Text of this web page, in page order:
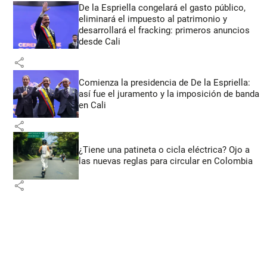
De la Espriella congelará el gasto público,
eliminará el impuesto al patrimonio y
desarrollará el fracking: primeros anuncios
desde Cali
share
Comienza la presidencia de De la Espriella:
así fue el juramento y la imposición de banda
en Cali
share
¿Tiene una patineta o cicla eléctrica? Ojo a
las nuevas reglas para circular en Colombia
share